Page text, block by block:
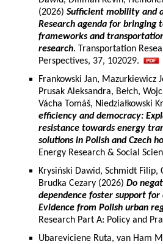
(2026) Sufficient mobility and
Research agenda for bringing
frameworks and
research. Transportation
Perspectives, 37, 102029.
Frankowski Jan, Mazurkiewicz
Prusak Aleksandra, Bełch,
Vácha Tomáš, Niedziałkowski
efficiency and democracy:
resistance towards energy
solutions in Polish and Czech
Energy Research & Social
Krysiński Dawid, Schmidt Filip,
Brudka Cezary (2026) Do
dependence foster support for
Evidence from Polish urban
Research Part A: Policy and
Ubareviciene Ruta, van Ham